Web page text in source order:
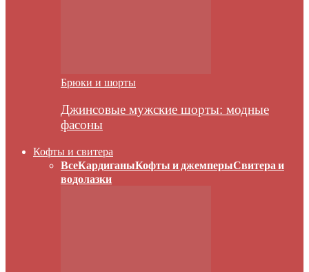
Брюки и шорты
Джинсовые мужские шорты: модные
фасоны
Кофты и свитера
ВсеКардиганыКофты и джемперыСвитера и
водолазки